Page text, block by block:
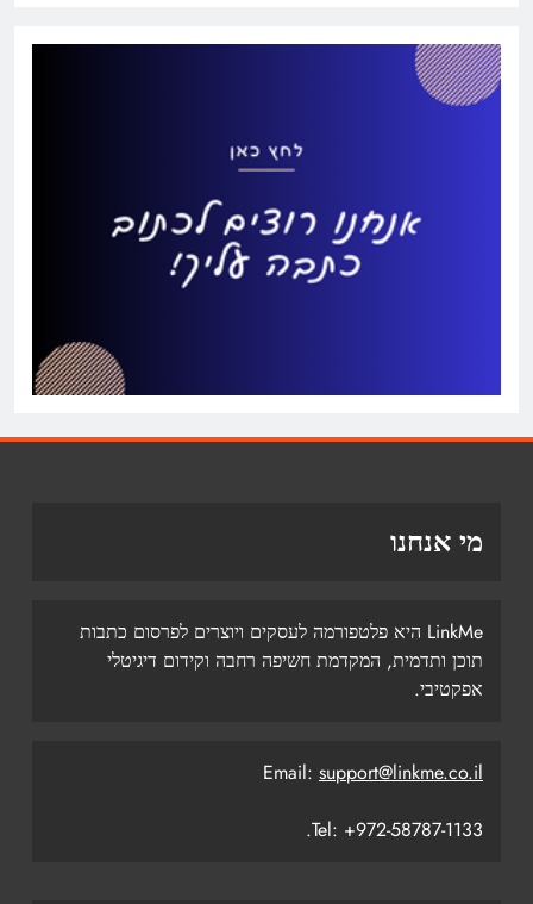
מי אנחנו
LinkMe היא פלטפורמה לעסקים ויוצרים לפרסום כתבות
תוכן ותדמית, המקדמת חשיפה רחבה וקידום דיגיטלי
אפקטיבי.
Email: support@linkme.co.il
Tel: +972-58787-1133.